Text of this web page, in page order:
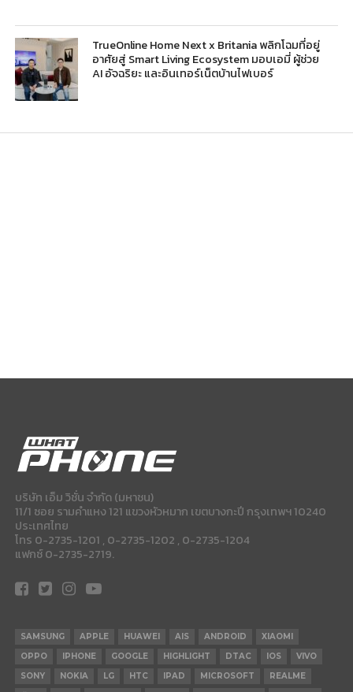
TrueOnline Home Next x Britania พลิกโฉมที่อยู่
อาศัยสู่ Smart Living Ecosystem มอบเอมี่ ผู้ช่วย
AI อัจฉริยะ และอินเทอร์เน็ตบ้านไฟเบอร์
บริษัท เอ็ม วิชั่น จำกัด (มหาชน)
11/1 ซอย รามคำแหง 121 แขวงหัวหมาก เขตบางกะปี กรุงเทพฯ 10240
ประเทศไทย
โทร 0-2735-1201 , 0-2735-1202 , 0-2735-1204
แฟกซ์ 0-2735-2719.
SAMSUNG APPLE HUAWEI AIS ANDROID
XIAOMI
OPPO
IPHONE GOOGLE HIGHLIGHT DTAC IOS
VIVO
SONY
NOKIA LG HTC IPAD MICROSOFT
REALME